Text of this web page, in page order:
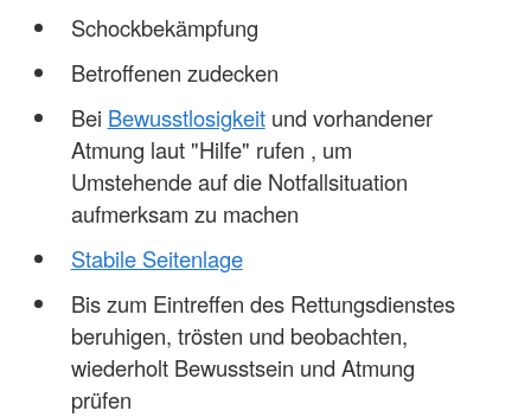
Schockbekämpfung
Betroffenen zudecken
Bei Bewusstlosigkeitund vorhandener
Atmung laut "Hilfe" rufen , um
Umstehende auf die Notfallsituation
aufmerksam zu machen
Stabile Seitenlage
Bis zum Eintreffen des Rettungsdienstes
beruhigen, trösten und beobachten,
wiederholt Bewusstsein und Atmung
prüfen